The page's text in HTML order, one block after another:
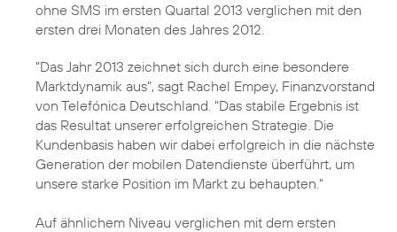
ohne SMS im ersten Quartal 2013 verglichen mit den
ersten drei Monaten des Jahres 2012.
"Das Jahr 2013 zeichnet sich durch eine besondere
Marktdynamik aus", sagt Rachel Empey, Finanzvorstand
von Telefónica Deutschland. "Das stabile Ergebnis ist
das Resultat unserer erfolgreichen Strategie. Die
Kundenbasis haben wir dabei erfolgreich in die nächste
Generation der mobilen Datendienste überführt, um
unsere starke Position im Markt zu behaupten."
Auf ähnlichem Niveau verglichen mit dem ersten